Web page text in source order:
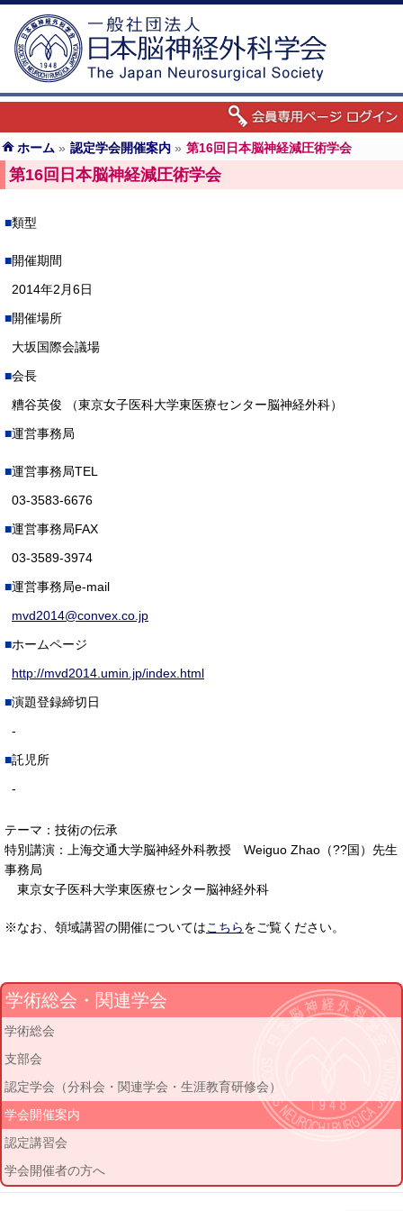
ホーム » 認定学会開催案内 » 第16回日本脳神経減圧術学会
第16回日本脳神経減圧術学会
類型
開催期間
2014年2月6日
開催場所
大坂国際会議場
会長
糟谷英俊 （東京女子医科大学東医療センター脳神経外科）
運営事務局
運営事務局TEL
03-3583-6676
運営事務局FAX
03-3589-3974
運営事務局e-mail
mvd2014@convex.co.jp
ホームページ
http://mvd2014.umin.jp/index.html
演題登録締切日
-
託児所
-
テーマ：技術の伝承
特別講演：上海交通大学脳神経外科教授 Weiguo Zhao（??国）先生
事務局
東京女子医科大学東医療センター脳神経外科
※なお、領域講習の開催についてはこちらをご覧ください。
学術総会・関連学会
学術総会
支部会
認定学会（分科会・関連学会・生涯教育研修会）
学会開催案内
認定講習会
学会開催者の方へ